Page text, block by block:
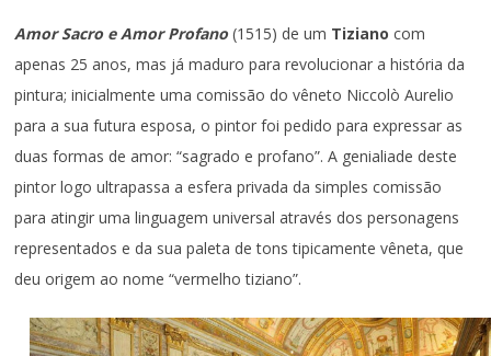
Amor Sacro e Amor Profano (1515) de um Tiziano com
apenas 25 anos, mas já maduro para revolucionar a história da
pintura; inicialmente uma comissão do vêneto Niccolò Aurelio
para a sua futura esposa, o pintor foi pedido para expressar as
duas formas de amor: “sagrado e profano”. A genialiade deste
pintor logo ultrapassa a esfera privada da simples comissão
para atingir uma linguagem universal através dos personagens
representados e da sua paleta de tons tipicamente vêneta, que
deu origem ao nome “vermelho tiziano”.